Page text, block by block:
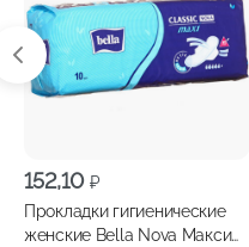
152,10 ₽
Прокладки гигиенические
женские Bella Nova Макси